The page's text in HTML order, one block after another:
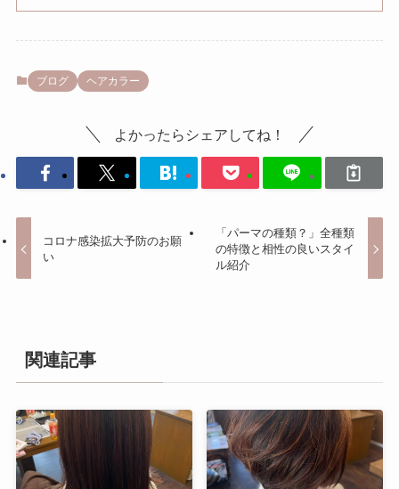
ブログ ヘアカラー
よかったらシェアしてね！
コロナ感染拡大予防のお願
い
「パーマの種類？」全種類
の特徴と相性の良いスタイ
ル紹介
関連記事